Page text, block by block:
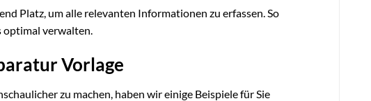
Platz, um alle relevanten Informationen zu erfassen. So
optimal verwalten.
Vorlage
zu machen, haben wir einige Beispiele für Sie